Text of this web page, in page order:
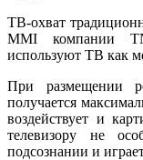
ТВ-охват
MMI компании
используют ТВ как
При размещении
получается
воздействует и
телевизору не
подсознании и